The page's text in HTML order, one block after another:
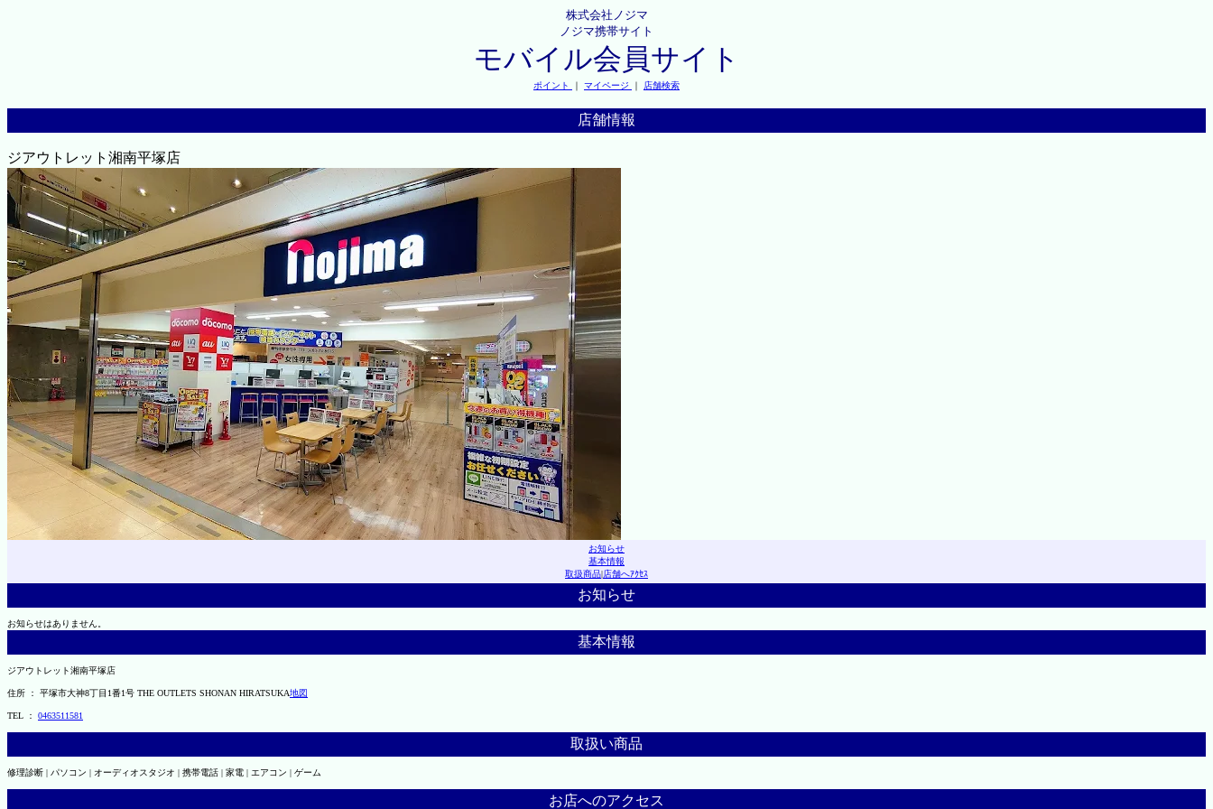
株式会社ノジマ
ノジマ携帯サイト
モバイル会員サイト
ポイント ｜ マイページ ｜ 店舗検索
店舗情報
ジアウトレット湘南平塚店
お知らせ
基本情報
取扱商品|店舗へｱｸｾｽ
お知らせ
お知らせはありません。
基本情報
ジアウトレット湘南平塚店
住所 ： 平塚市大神8丁目1番1号 THE OUTLETS SHONAN HIRATSUKA地図
TEL ： 0463511581
取扱い商品
修理診断 | パソコン | オーディオスタジオ | 携帯電話 | 家電 | エアコン | ゲーム
お店へのアクセス